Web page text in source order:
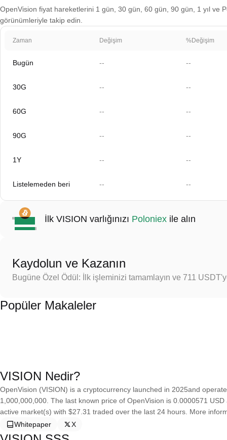
OpenVision fiyat hareketlerini 1 gün, 30 gün, 60 gün, 90 gün, 1 yıl
görünümleriyle takip edin.
Zaman Değişim %Değişim
Bugün -- --
30G -- --
60G -- --
90G -- --
1Y -- --
Listelemeden beri -- --
İlk VISION varlığınızı Poloniex ile alın
Kaydolun ve Kazanın
Bugüne Özel Ödül: İlk işleminizi tamamlayın ve 711
Popüler Makaleler
VISION Nedir?
OpenVision (VISION) is a cryptocurrency launched in 2025and
1,000,000,000. The last known price of OpenVision is 0.0000571
active market(s) with $27.31 traded over the last 24 hours. More
Whitepaper
X